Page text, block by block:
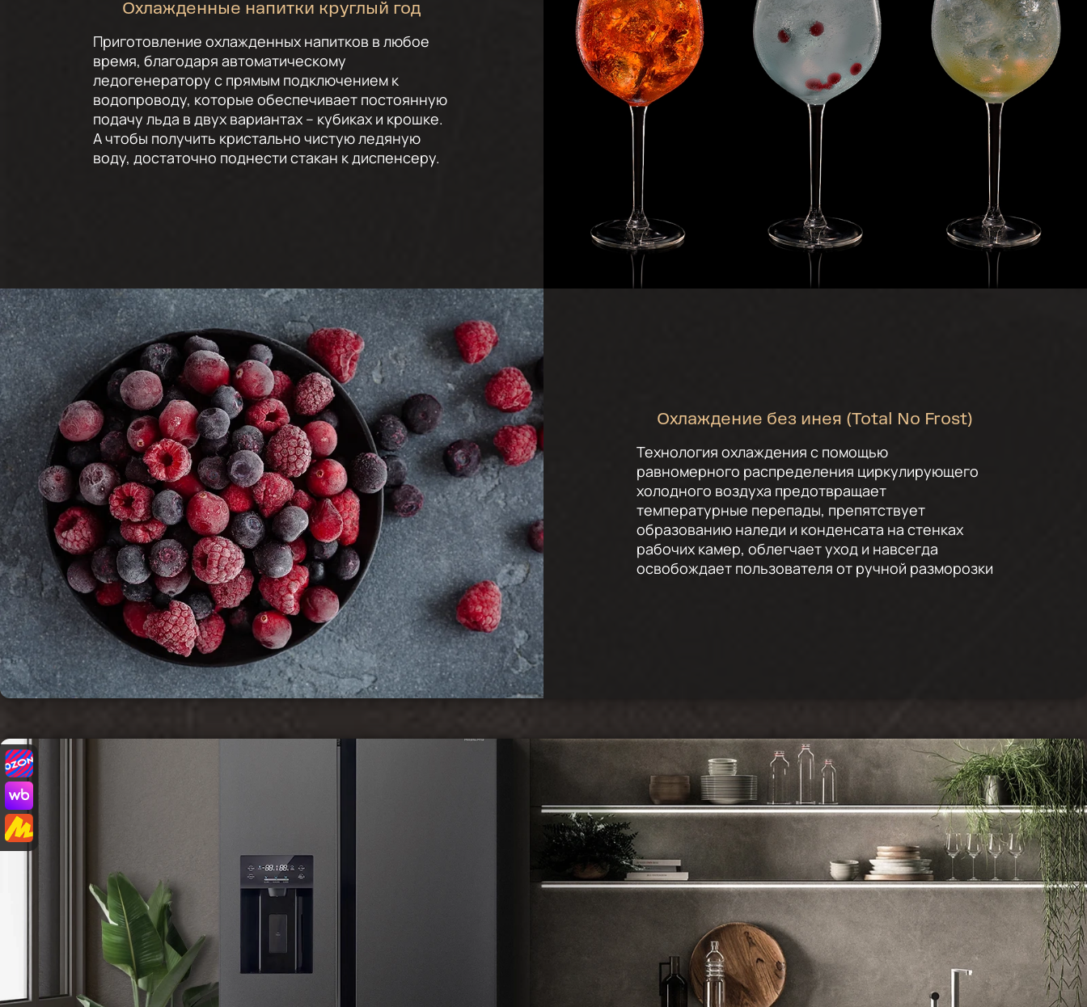
Охлажденные напитки круглый год
Приготовление охлажденных напитков в любое
время, благодаря автоматическому
ледогенератору с прямым подключением к
водопроводу, которые обеспечивает постоянную
подачу льда в двух вариантах – кубиках и крошке.
А чтобы получить кристально чистую ледяную
воду, достаточно поднести стакан к диспенсеру.
Охлаждение без инея (Total No Frost)
Технология охлаждения с помощью
равномерного распределения циркулирующего
холодного воздуха предотвращает
температурные перепады, препятствует
образованию наледи и конденсата на стенках
рабочих камер, облегчает уход и навсегда
освобождает пользователя от ручной разморозки